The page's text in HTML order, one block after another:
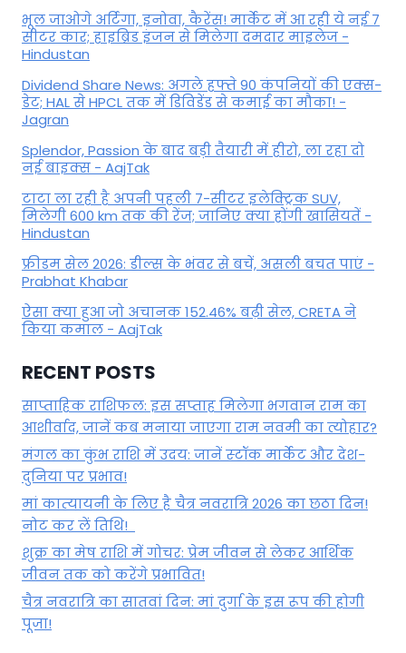
भूल जाओगे अर्टिगा, इनोवा, कैरेंस! मार्केट में आ रही ये नई 7
सीटर कार; हाइब्रिड इंजन से मिलेगा दमदार माइलेज -
Hindustan
Dividend Share News: अगले हफ्ते 90 कंपनियों की एक्स-
डेट; HAL से HPCL तक में डिविडेंड से कमाई का मौका! -
Jagran
Splendor, Passion के बाद बड़ी तैयारी में हीरो, ला रहा दो
नई बाइक्स - AajTak
टाटा ला रही है अपनी पहली 7-सीटर इलेक्ट्रिक SUV,
मिलेगी 600 km तक की रेंज; जानिए क्या होंगी खासियतें -
Hindustan
फ्रीडम सेल 2026: डील्स के भंवर से बचें, असली बचत पाएं -
Prabhat Khabar
ऐसा क्या हुआ जो अचानक 152.46% बढ़ी सेल, CRETA ने
किया कमाल - AajTak
RECENT POSTS
साप्ताहिक राशिफल: इस सप्ताह मिलेगा भगवान राम का
आशीर्वाद, जानें कब मनाया जाएगा राम नवमी का त्योहार?
मंगल का कुंभ राशि में उदय: जानें स्‍टॉक मार्केट और देश-
दुनिया पर प्रभाव!
मां कात्‍यायनी के लिए है चैत्र नवरात्रि 2026 का छठा दिन!
नोट कर लें तिथि!
शुक्र का मेष राशि में गोचर: प्रेम जीवन से लेकर आर्थिक
जीवन तक को करेंगे प्रभावित!
चैत्र नवरात्रि का सातवां दिन: मां दुर्गा के इस रूप की होगी
पूजा!